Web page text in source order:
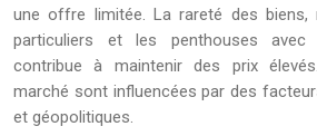
une offre limitée. La rareté des biens,
particuliers et les penthouses avec
contribue à maintenir des prix
marché sont influencées par des
et géopolitiques.